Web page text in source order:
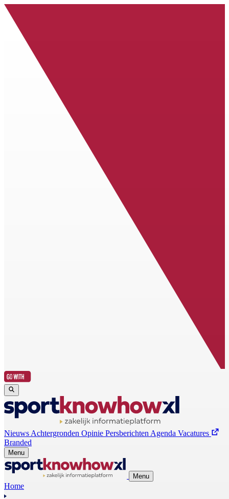
Nieuws Achtergronden Opinie Persberichten Agenda Vacatures
Branded
Menu
Menu
Home